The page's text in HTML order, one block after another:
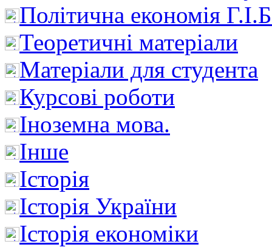
Політична економія
Теоретичні матеріали
Матеріали для студента
Курсові роботи
Іноземна мова.
Інше
Історія
Історія України
Історія економіки